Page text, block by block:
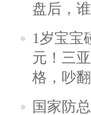
盘后，
1岁宝宝
元！三
格，吵
国家防